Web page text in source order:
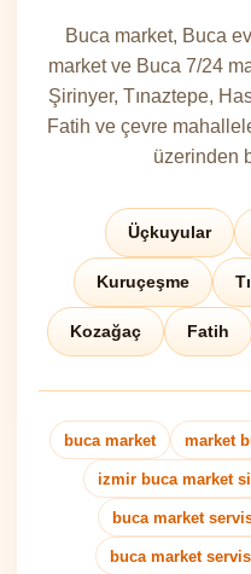
Buca market, Buca
market ve Buca 7/24
Şirinyer, Tınaztepe,
Fatih ve çevre
üzerinden
Üçkuyular
Kuruçeşme
Kozağaç Fatih
buca market market
izmir buca market
buca market
buca market